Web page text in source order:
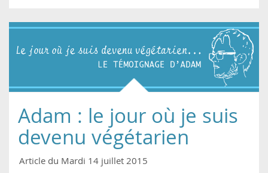
précieuses
Adam : le jour où je suis
devenu végétarien
Article du Mardi 14 juillet 2015